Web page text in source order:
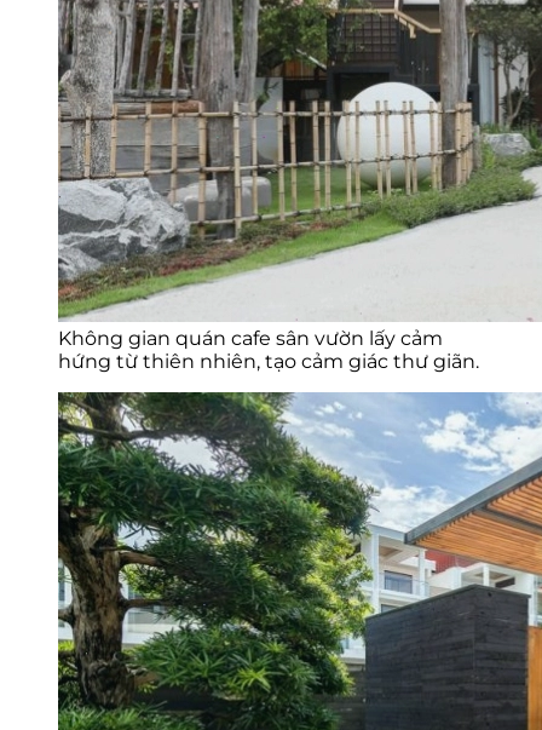
Không gian quán cafe sân vườn lấy cảm
hứng từ thiên nhiên, tạo cảm giác thư giãn.